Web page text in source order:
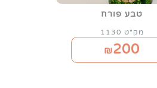
טבע פורח
מק"ט 1130
₪200